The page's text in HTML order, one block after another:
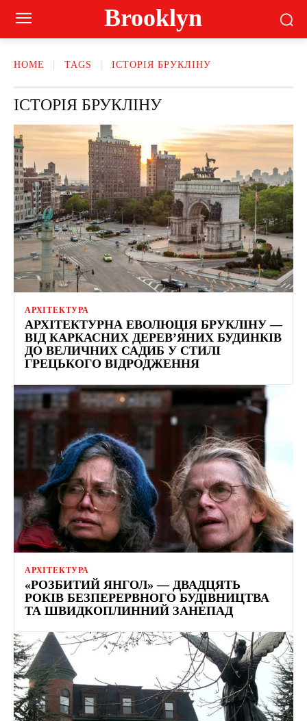
Brooklyn
HOME TAGS ІСТОРІЯ БРУКЛІНУ
ІСТОРІЯ БРУКЛІНУ
АРХІТЕКТУРА
АРХІТЕКТУРНА ЕВОЛЮЦІЯ БРУКЛІНУ —
ВІД КАРКАСНИХ ДЕРЕВ’ЯНИХ БУДИНКІВ
ДО ВЕЛИЧНИХ САДИБ У СТИЛІ
ГРЕЦЬКОГО ВІДРОДЖЕННЯ
АРХІТЕКТУРА
«РОЗБИТИЙ ЯНГОЛ» — ДВАДЦЯТЬ
РОКІВ БЕЗПЕРЕРВНОГО БУДІВНИЦТВА
ТА ШВИДКОПЛИННИЙ ЗАНЕПАД